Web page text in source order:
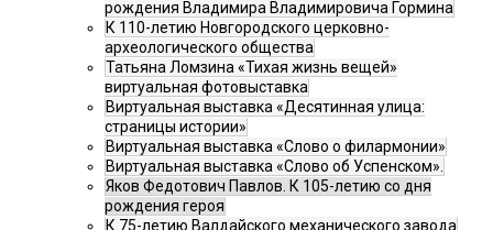
рождения Владимира Владимировича Гормина
К 110-летию Новгородского церковно-
археологического общества
Татьяна Ломзина «Тихая жизнь вещей»
виртуальная фотовыставка
Виртуальная выставка «Десятинная улица:
страницы истории»
Виртуальная выставка «Слово о филармонии»
Виртуальная выставка «Слово об Успенском».
Яков Федотович Павлов. К 105-летию со дня
рождения героя
К 75-летию Валдайского механического завода